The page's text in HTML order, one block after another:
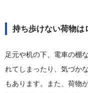
持ち歩けない荷物は
足元や机の下、電車の棚
れてしまったり、気づか
もあります。また、荷物